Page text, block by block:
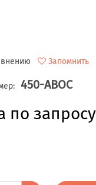
Запомнить
450-ABOC
по запросу